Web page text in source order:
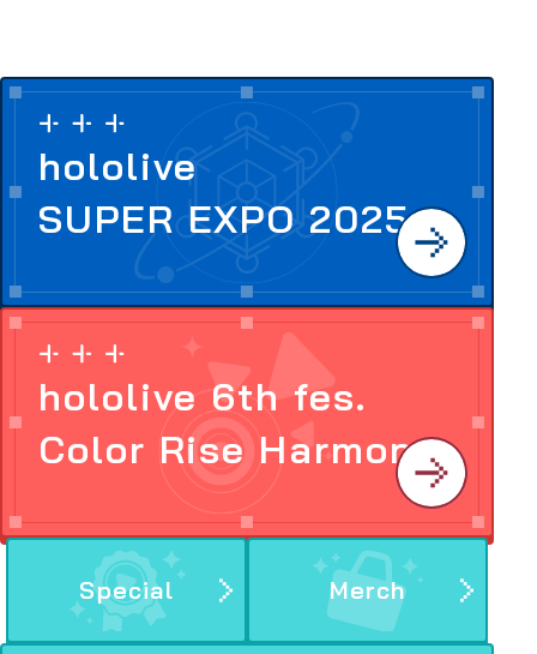
hololive
SUPER EXPO 2025
hololive 6th fes.
Color Rise Harmony
Special Merch